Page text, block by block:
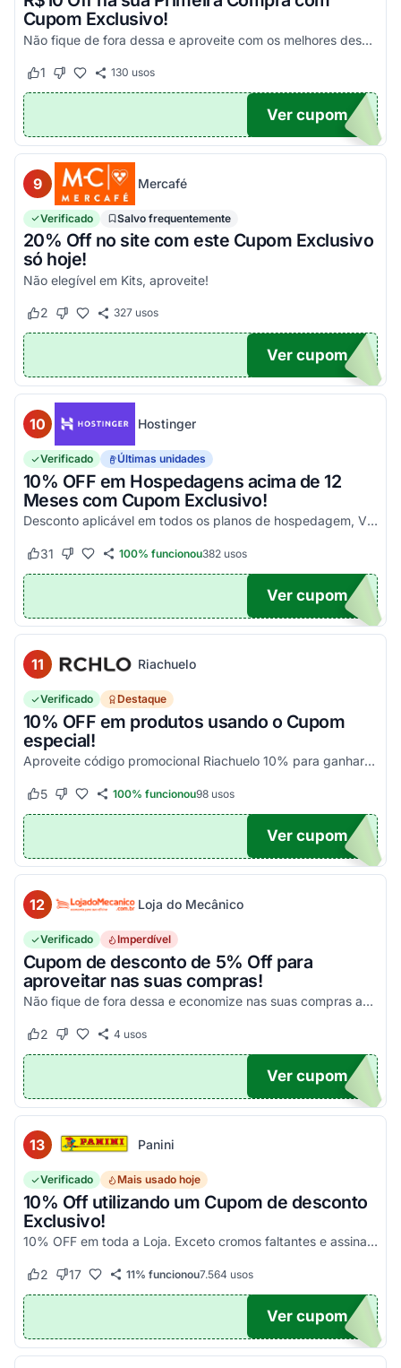
Cupom Exclusivo!
Não fique de fora dessa e aproveite com os melhores descontos! Válido em compras acima de R$100!
Este cupom funcionou
1 Este cupom não funcionou
130 usos
UPOM
Ver cupom
9 Mercafé
Verificado Salvo frequentemente
20% Off no site com este Cupom Exclusivo
só hoje!
Não elegível em Kits, aproveite!
Este cupom funcionou
2 Este cupom não funcionou
327usos
OM20
Ver cupom
10 Hostinger
Verificado Últimas unidades
10% OFF em Hospedagens acima de 12
Meses com Cupom Exclusivo!
Desconto aplicável em todos os planos de hospedagem, VPS e Cloud, maiores que 12 meses. Aproveite!
Este cupom funcionou
31 Este cupom não funcionou
100% funcionou382usos
UPOM
Ver cupom
11 Riachuelo
Verificado Destaque
10% OFF em produtos usando o Cupom
especial!
Aproveite código promocional Riachuelo 10% para ganhar esse desconto em compras. Não cumulatios e somente para produtos vendidos e entregues pela Riachuelo, com exceção das categor...
Este cupom funcionou
5 Este cupom não funcionou
100% funcionou98usos
10
Ver cupom
12 Loja do Mecânico
Verificado Imperdível
Cupom de desconto de 5% Off para
aproveitar nas suas compras!
Não fique de fora dessa e economize nas suas compras agora mesmo!
Este cupom funcionou
2 Este cupom não funcionou
4 usos
DO5
Ver cupom
13 Panini
Verificado Mais usado hoje
10% Off utilizando um Cupom de desconto
Exclusivo!
10% OFF em toda a Loja. Exceto cromos faltantes e assinaturas. Aproveite essa exclusividade!
Este cupom funcionou
2 Este cupom não funcionou
17 11% funcionou7.564 usos
UPOM
Ver cupom